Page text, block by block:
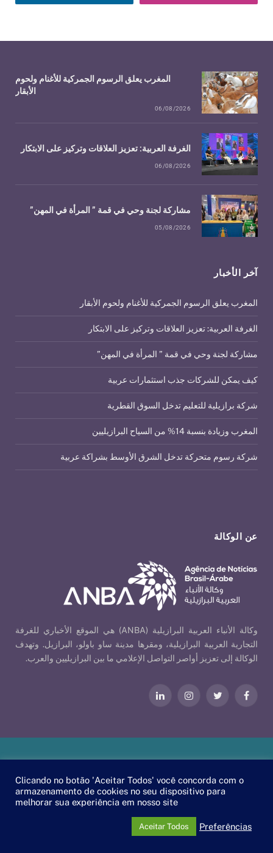
عن الوكالة
وكالة الأنباء العربية البرازيلية (ANBA) هي الموقع الأخباري للغرفة
التجارية العربية البرازيلية، ومقرها مدينة ساو باولو، البرازيل. وتهدف
الوكالة إلى تعزيز أواصر التواصل الإعلامي ما بين البرازيليين والعرب.
فيسبوكتويتر الانستغراملينكدإن
آخر الأخبار
المغرب يعلق الرسوم الجمركية للأغنام ولحوم الأبقار
الغرفة العربية: تعزيز العلاقات وتركيز على الابتكار
مشاركة لجنة وحي في قمة ” المرأة في المهن”
كيف يمكن للشركات جذب استثمارات عربية
شركة برازيلية للتعليم تدخل السوق القطرية
المغرب وزيادة بنسبة 14% من السياح البرازيليين
شركة رسوم متحركة تدخل الشرق الأوسط بشراكة عربية
المغرب يعلق الرسوم الجمركية للأغنام ولحوم
الأبقار
06/08/2026
الغرفة العربية: تعزيز العلاقات وتركيز على الابتكار
06/08/2026
مشاركة لجنة وحي في قمة ” المرأة في المهن”
05/08/2026
EscaEsco
.
Clicando no botão 'Aceitar Todos' você concorda com o
armazenamento de cookies no seu dispositivo para
melhorar sua experiência em nosso site
Preferências
Aceitar Todos
PT
EN